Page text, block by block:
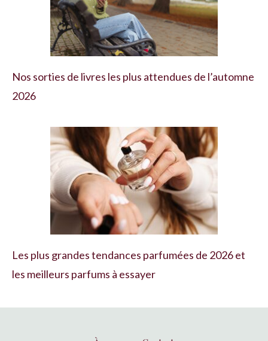
Nos sorties de livres les plus attendues de l’automne
2026
Les plus grandes tendances parfumées de 2026 et
les meilleurs parfums à essayer